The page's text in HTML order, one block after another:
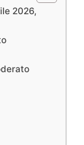
2026,